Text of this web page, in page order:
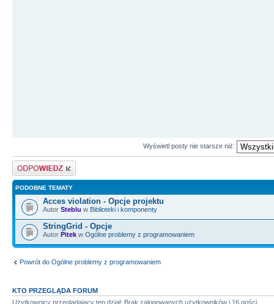
Wyświetl posty nie starsze niż:
Odpowiedz
PODOBNE TEMATY
Acces violation - Opcje projektu
Autor Steblu w Biblioteki i komponenty
StringGrid - Opcje
Autor Pitek w Ogólne problemy z programowaniem
Powrót do Ogólne problemy z programowaniem
KTO PRZEGLĄDA FORUM
Użytkownicy przeglądający ten dział: Brak zalogowanych użytkowników i 16 gości